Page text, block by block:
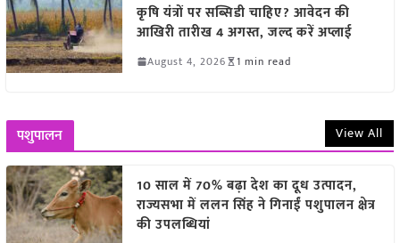
कृषि यंत्रों पर सब्सिडी चाहिए? आवेदन की
आखिरी तारीख 4 अगस्त, जल्द करें अप्लाई
August 4, 2026 1 min read
पशुपालन View All
10 साल में 70% बढ़ा देश का दूध उत्पादन,
राज्यसभा में ललन सिंह ने गिनाईं पशुपालन क्षेत्र
की उपलब्धियां